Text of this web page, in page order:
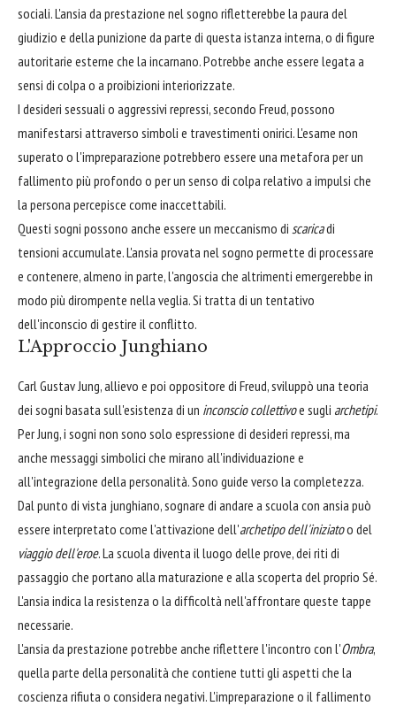
sociali. L'ansia da prestazione nel sogno rifletterebbe la paura del
giudizio e della punizione da parte di questa istanza interna, o di figure
autoritarie esterne che la incarnano. Potrebbe anche essere legata a
sensi di colpa o a proibizioni interiorizzate.
I desideri sessuali o aggressivi repressi, secondo Freud, possono
manifestarsi attraverso simboli e travestimenti onirici. L'esame non
superato o l'impreparazione potrebbero essere una metafora per un
fallimento più profondo o per un senso di colpa relativo a impulsi che
la persona percepisce come inaccettabili.
Questi sogni possono anche essere un meccanismo di scaricadi
tensioni accumulate. L'ansia provata nel sogno permette di processare
e contenere, almeno in parte, l'angoscia che altrimenti emergerebbe in
modo più dirompente nella veglia. Si tratta di un tentativo
dell'inconscio di gestire il conflitto.
L'Approccio Junghiano
Carl Gustav Jung, allievo e poi oppositore di Freud, sviluppò una teoria
dei sogni basata sull'esistenza di un inconscio collettivoe sugli archetipi.
Per Jung, i sogni non sono solo espressione di desideri repressi, ma
anche messaggi simbolici che mirano all'individuazione e
all'integrazione della personalità. Sono guide verso la completezza.
Dal punto di vista junghiano, sognare di andare a scuola con ansia può
essere interpretato come l'attivazione dell'archetipo dell'iniziatoo del
viaggio dell'eroe. La scuola diventa il luogo delle prove, dei riti di
passaggio che portano alla maturazione e alla scoperta del proprio Sé.
L'ansia indica la resistenza o la difficoltà nell'affrontare queste tappe
necessarie.
L'ansia da prestazione potrebbe anche riflettere l'incontro con l'Ombra,
quella parte della personalità che contiene tutti gli aspetti che la
coscienza rifiuta o considera negativi. L'impreparazione o il fallimento